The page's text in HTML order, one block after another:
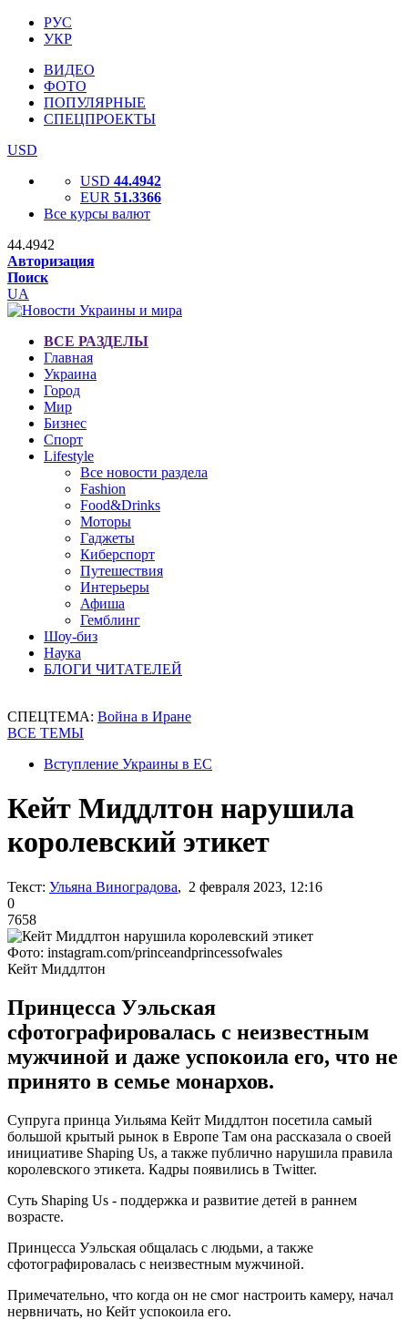
РУС
УКР
ВИДЕО
ФОТО
ПОПУЛЯРНЫЕ
СПЕЦПРОЕКТЫ
USD
USD 44.4942
EUR 51.3366
Все курсы валют
44.4942
Авторизация
Поиск
UA
ВСЕ РАЗДЕЛЫ
Главная
Украина
Город
Мир
Бизнес
Спорт
Lifestyle
Все новости раздела
Fashion
Food&Drinks
Моторы
Гаджеты
Киберспорт
Путешествия
Интерьеры
Афиша
Гемблинг
Шоу-биз
Наука
БЛОГИ ЧИТАТЕЛЕЙ
СПЕЦТЕМА: Война в Иране
ВСЕ ТЕМЫ
Вступление Украины в ЕС
Кейт Миддлтон нарушила
королевский этикет
Текст: Ульяна Виноградова, 2 февраля 2023, 12:16
0
7658
Фото: instagram.com/princeandprincessofwales
Кейт Миддлтон
Принцесса Уэльская
сфотографировалась с неизвестным
мужчиной и даже успокоила его, что не
принято в семье монархов.
Супруга принца Уильяма Кейт Миддлтон посетила самый
большой крытый рынок в Европе Там она рассказала о своей
инициативе Shaping Us, а также публично нарушила правила
королевского этикета. Кадры появились в Twitter.
Суть Shaping Us - поддержка и развитие детей в раннем
возрасте.
Принцесса Уэльская общалась с людьми, а также
сфотографировалась с неизвестным мужчиной.
Примечательно, что когда он не смог настроить камеру, начал
нервничать, но Кейт успокоила его.